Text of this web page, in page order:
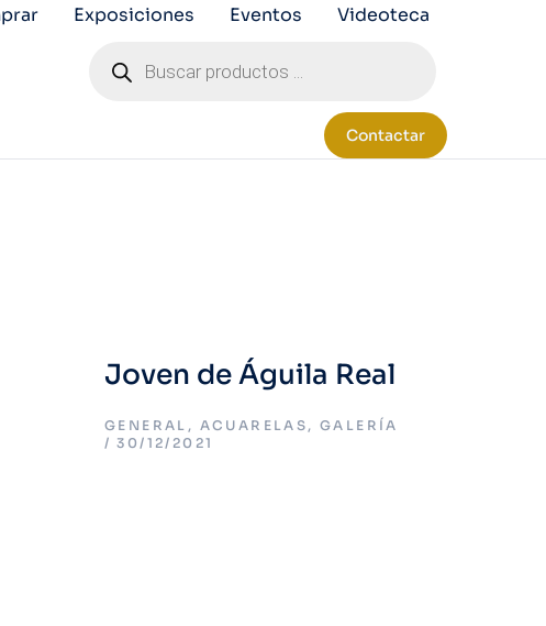
Exposiciones Eventos Videoteca
Contactar
Joven de Águila Real
GENERAL , ACUARELAS ,GALERÍA
30/12/2021